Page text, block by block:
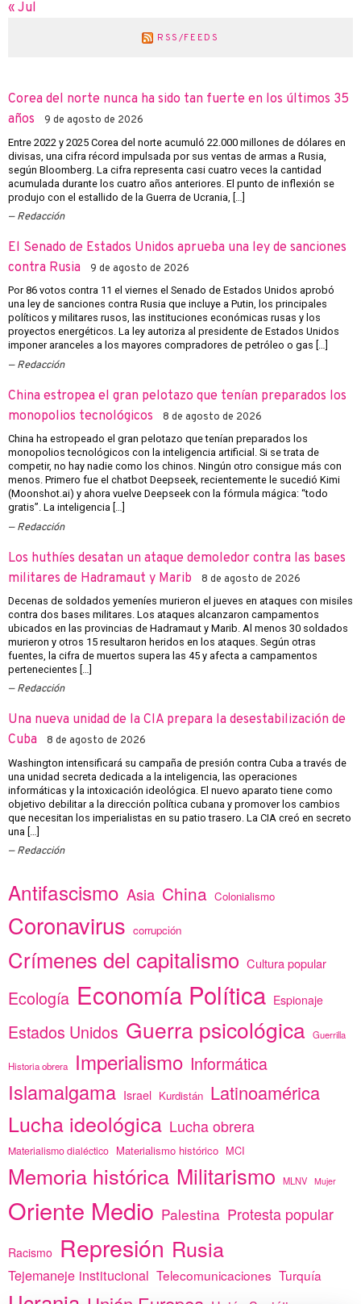
« Jul
RSS/FEEDS
Corea del norte nunca ha sido tan fuerte en los últimos 35
años
9 de agosto de 2026
Entre 2022 y 2025 Corea del norte acumuló 22.000 millones de dólares en
divisas, una cifra récord impulsada por sus ventas de armas a Rusia,
según Bloomberg. La cifra representa casi cuatro veces la cantidad
acumulada durante los cuatro años anteriores. El punto de inflexión se
produjo con el estallido de la Guerra de Ucrania, […]
Redacción
El Senado de Estados Unidos aprueba una ley de sanciones
contra Rusia
9 de agosto de 2026
Por 86 votos contra 11 el viernes el Senado de Estados Unidos aprobó
una ley de sanciones contra Rusia que incluye a Putin, los principales
políticos y militares rusos, las instituciones económicas rusas y los
proyectos energéticos. La ley autoriza al presidente de Estados Unidos
imponer aranceles a los mayores compradores de petróleo o gas […]
Redacción
China estropea el gran pelotazo que tenían preparados los
monopolios tecnológicos
8 de agosto de 2026
China ha estropeado el gran pelotazo que tenían preparados los
monopolios tecnológicos con la inteligencia artificial. Si se trata de
competir, no hay nadie como los chinos. Ningún otro consigue más con
menos. Primero fue el chatbot Deepseek, recientemente le sucedió Kimi
(Moonshot.ai) y ahora vuelve Deepseek con la fórmula mágica: “todo
gratis”. La inteligencia […]
Redacción
Los huthíes desatan un ataque demoledor contra las bases
militares de Hadramaut y Marib
8 de agosto de 2026
Decenas de soldados yemeníes murieron el jueves en ataques con misiles
contra dos bases militares. Los ataques alcanzaron campamentos
ubicados en las provincias de Hadramaut y Marib. Al menos 30 soldados
murieron y otros 15 resultaron heridos en los ataques. Según otras
fuentes, la cifra de muertos supera las 45 y afecta a campamentos
pertenecientes […]
Redacción
Una nueva unidad de la CIA prepara la desestabilización de
Cuba
8 de agosto de 2026
Washington intensificará su campaña de presión contra Cuba a través de
una unidad secreta dedicada a la inteligencia, las operaciones
informáticas y la intoxicación ideológica. El nuevo aparato tiene como
objetivo debilitar a la dirección política cubana y promover los cambios
que necesitan los imperialistas en su patio trasero. La CIA creó en secreto
una […]
Redacción
Antifascismo Asia China Colonialismo
Coronavirus corrupción
Crímenes del capitalismo Cultura popular
Ecología Economía Política Espionaje
Estados Unidos Guerra psicológica Guerrilla
Historia obrera Imperialismo Informática
Islamalgama Israel Kurdistán Latinoamérica
Lucha ideológica Lucha obrera
Materialismo dialéctico Materialismo histórico MCI
Memoria histórica Militarismo MLNV Mujer
Oriente Medio Palestina Protesta popular
Racismo Represión Rusia
Tejemaneje institucional Telecomunicaciones Turquía